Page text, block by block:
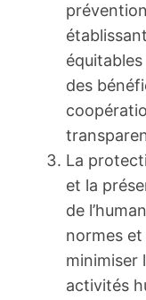
des
La
et la
de
normes
minimiser
activités